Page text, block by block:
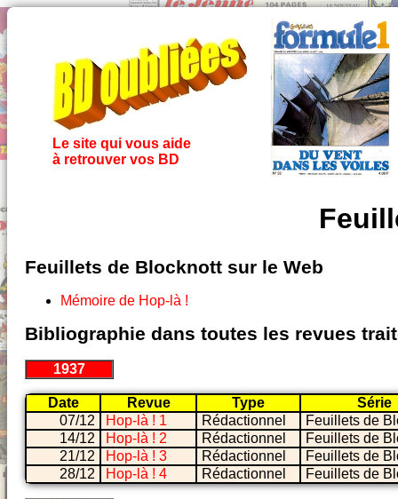
Le site qui vous aide
à retrouver vos BD
Feuillets de Blocknott sur le Web
Mémoire de Hop-là !
Bibliographie dans toutes les revues
1937
Date Revue Type
Série
07/12
Hop-là ! 1 Rédactionnel
Feuillets de
14/12
Hop-là ! 2 Rédactionnel
Feuillets de
21/12
Hop-là ! 3 Rédactionnel
Feuillets de
28/12
Hop-là ! 4 Rédactionnel Feuillets de